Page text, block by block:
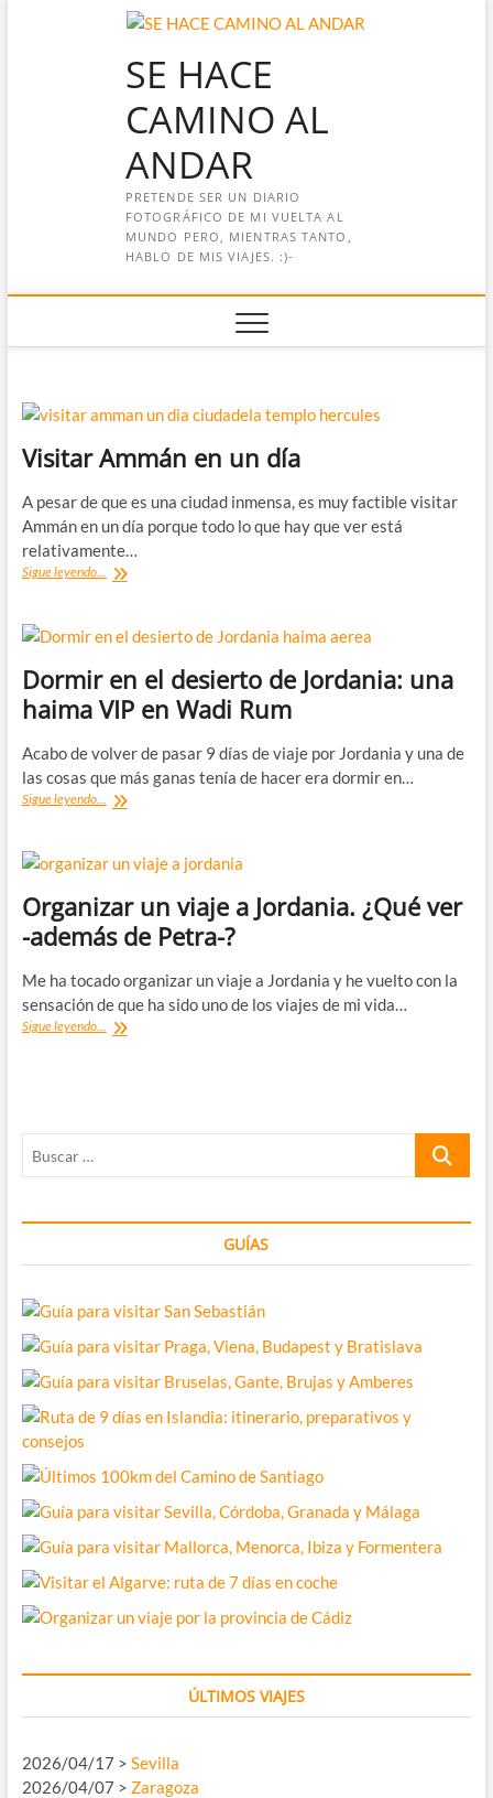
SE HACE
CAMINO AL
ANDAR
PRETENDE SER UN DIARIO
FOTOGRÁFICO DE MI VUELTA AL
MUNDO PERO, MIENTRAS TANTO,
HABLO DE MIS VIAJES. :)-
Visitar Ammán en un día
A pesar de que es una ciudad inmensa, es muy factible visitar
Ammán en un día porque todo lo que hay que ver está
relativamente…
Sigue leyendo... Visitar
un
Dormir en el desierto de Jordania: una
haima VIP en Wadi Rum
Acabo de volver de pasar 9 días de viaje por Jordania y una de
las cosas que más ganas tenía de hacer era dormir en…
Sigue leyendo... Dormir
desierto
una
haima
en
Wadi
Rum
Organizar un viaje a Jordania. ¿Qué ver
-además de Petra-?
Me ha tocado organizar un viaje a Jordania y he vuelto con la
sensación de que ha sido uno de los viajes de mi vida…
Sigue leyendo... Organizar
Petra-?
Buscar
GUÍAS
ÚLTIMOS VIAJES
2026/04/17 > Sevilla
2026/04/07 > Zaragoza